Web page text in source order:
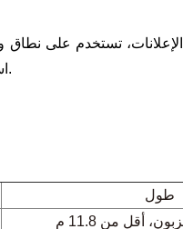
الإعلانات، تستخدم على
استخدامها أيضًا على نطاق واسع في شركات الإعلان لإنتاج جميع أنواع لوحات الإعلانات.
طول
أقل من